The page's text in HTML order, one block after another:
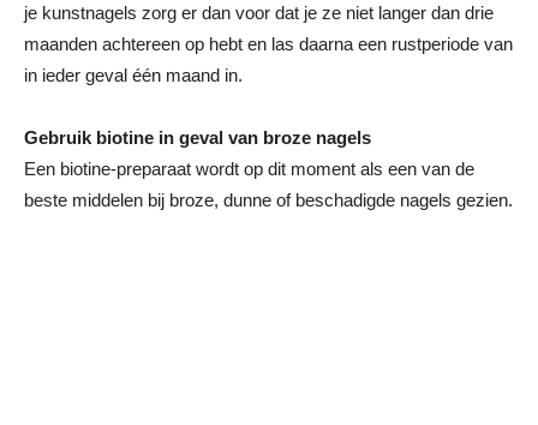
je kunstnagels zorg er dan voor dat je ze niet langer dan drie
maanden achtereen op hebt en las daarna een rustperiode van
in ieder geval één maand in.
Gebruik biotine in geval van broze nagels
Een biotine-preparaat wordt op dit moment als een van de
beste middelen bij broze, dunne of beschadigde nagels gezien.